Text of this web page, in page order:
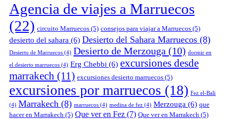
Agencia de viajes a Marruecos
(22) circuito Marruecos (5) consejos para viajar a Marruecos (5)
desierto del sahara (6) Desierto del Sahara Marruecos (8)
Desierto de Marruecos (4) Desierto de Merzouga (10) dormir en
el desierto marruecos (4) Erg Chebbi (6) excursiones desde
marrakech (11) excursiones desierto marruecos (5)
excursiones por marruecos (18) Fez el-Bali
(4) Marrakech (8) marruecos (4) medina de fez (4) Merzouga (6) que
hacer en Marrakech (5) Que ver en Fez (7) Que ver en Marrakech (5)